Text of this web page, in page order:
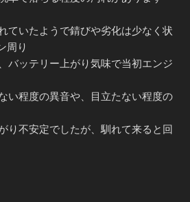
ていたようで錆びや劣化は少なく状
周り
バッテリー上がり気味で当初エンジ
い程度の異音や、目立たない程度の
り不安定でしたが、馴れて来ると回